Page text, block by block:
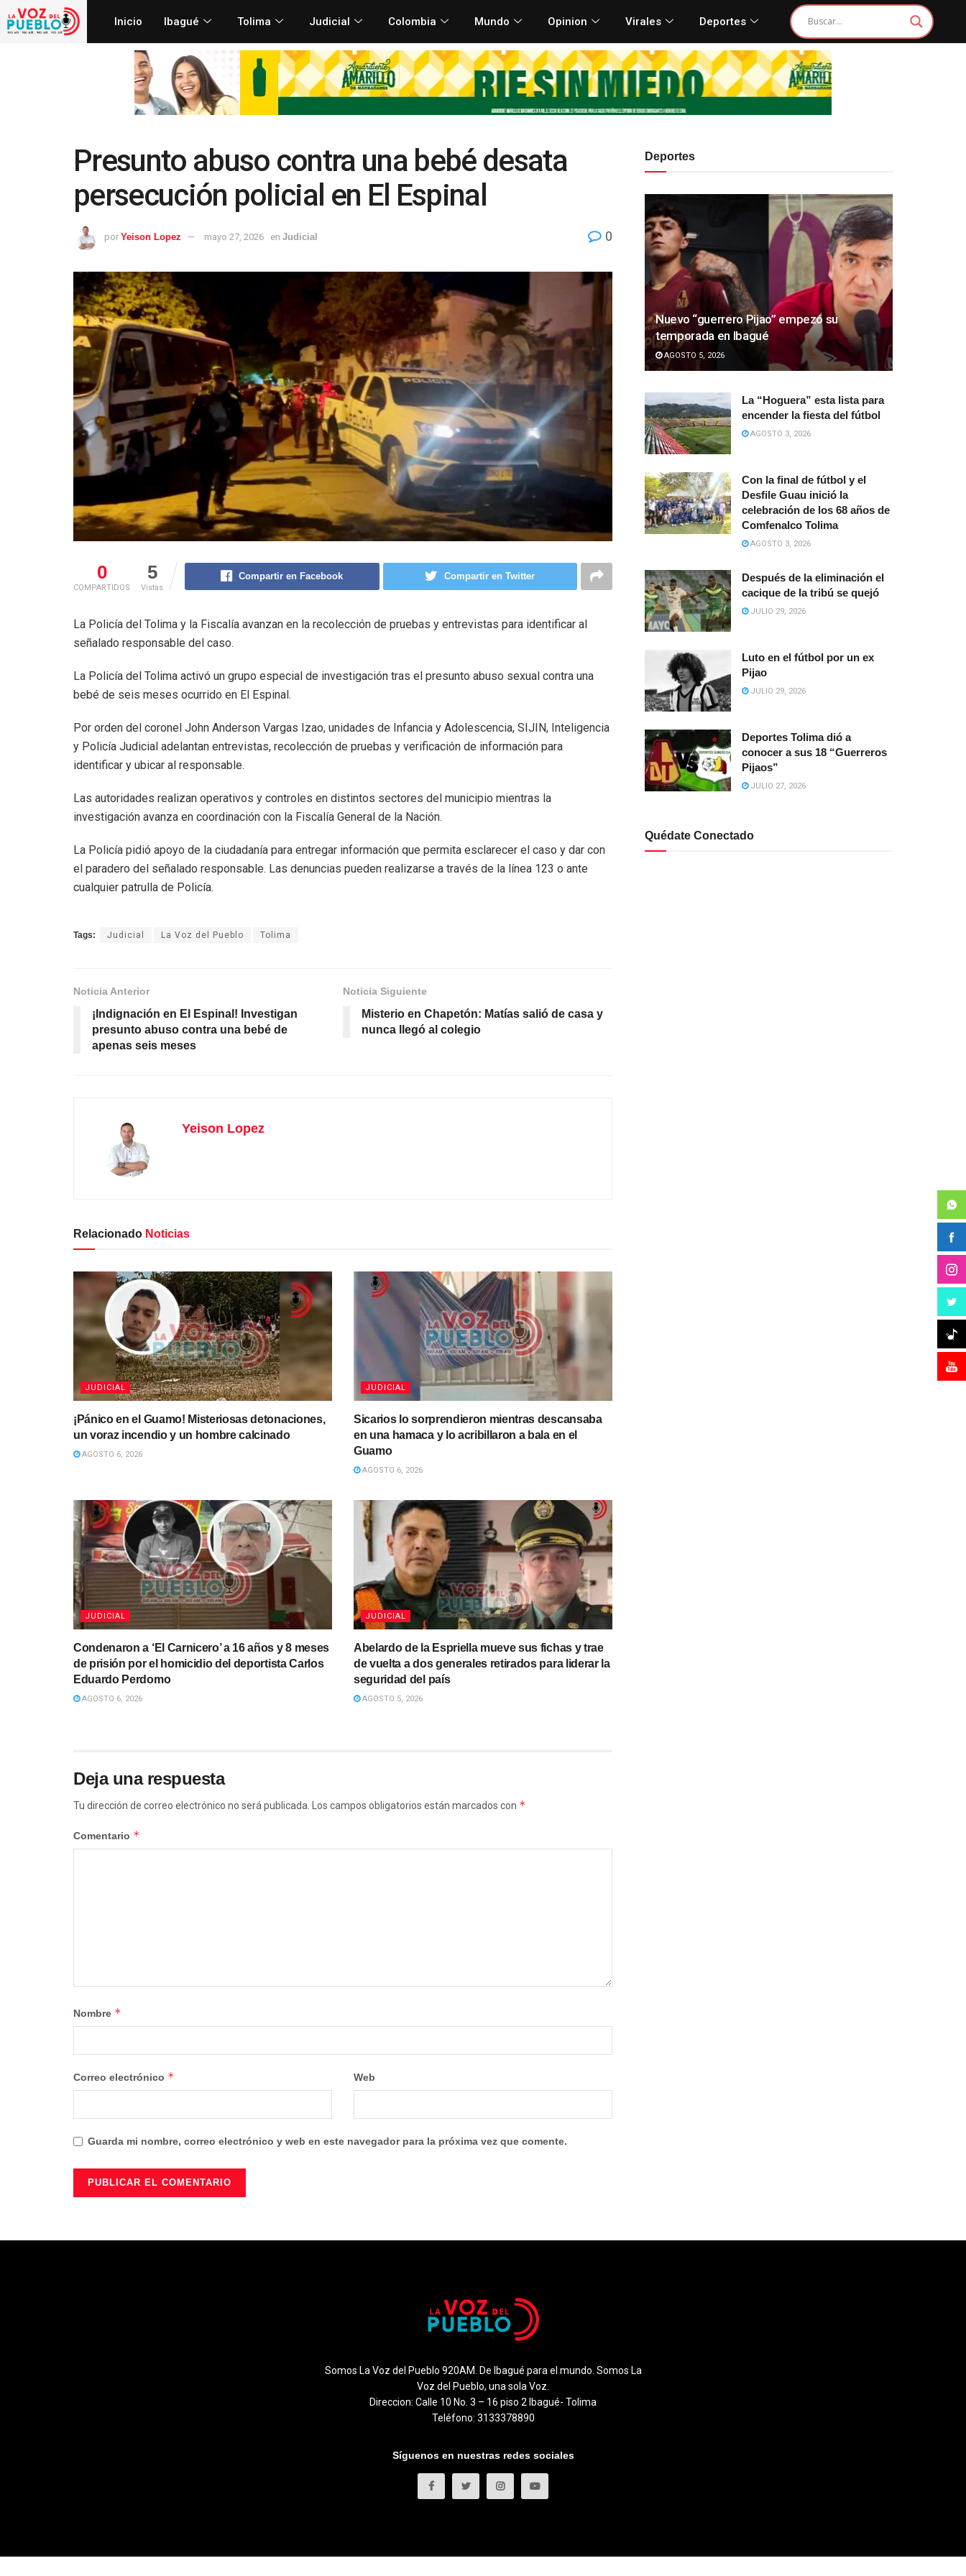
Inicio Ibagué Tolima Judicial Colombia Mundo Opinion Virales Deportes
Presunto abuso contra una bebé desata
persecución policial en El Espinal
por Yeison Lopez mayo 27, 2026 en Judicial 0
0
COMPARTIDOS
5
Vistas
Compartir en Facebook Compartir en Twitter
La Policía del Tolima y la Fiscalía avanzan en la recolección de pruebas y entrevistas para identificar al
señalado responsable del caso.
La Policía del Tolima activó un grupo especial de investigación tras el presunto abuso sexual contra una
bebé de seis meses ocurrido en El Espinal.
Por orden del coronel John Anderson Vargas Izao, unidades de Infancia y Adolescencia, SIJIN, Inteligencia
y Policía Judicial adelantan entrevistas, recolección de pruebas y verificación de información para
identificar y ubicar al responsable.
Las autoridades realizan operativos y controles en distintos sectores del municipio mientras la
investigación avanza en coordinación con la Fiscalía General de la Nación.
La Policía pidió apoyo de la ciudadanía para entregar información que permita esclarecer el caso y dar con
el paradero del señalado responsable. Las denuncias pueden realizarse a través de la línea 123 o ante
cualquier patrulla de Policía.
Tags: Judicial La Voz del Pueblo Tolima
Noticia Anterior
¡Indignación en El Espinal! Investigan
presunto abuso contra una bebé de
apenas seis meses
Noticia Siguiente
Misterio en Chapetón: Matías salió de casa y
nunca llegó al colegio
Yeison Lopez
Relacionado Noticias
JUDICIAL
¡Pánico en el Guamo! Misteriosas detonaciones,
un voraz incendio y un hombre calcinado
AGOSTO 6, 2026
JUDICIAL
Sicarios lo sorprendieron mientras descansaba
en una hamaca y lo acribillaron a bala en el
Guamo
AGOSTO 6, 2026
JUDICIAL
Condenaron a ‘El Carnicero’ a 16 años y 8 meses
de prisión por el homicidio del deportista Carlos
Eduardo Perdomo
AGOSTO 6, 2026
JUDICIAL
Abelardo de la Espriella mueve sus fichas y trae
de vuelta a dos generales retirados para liderar la
seguridad del país
AGOSTO 5, 2026
Deja una respuesta
Tu dirección de correo electrónico no será publicada. Los campos obligatorios están marcados con *
Comentario *
Nombre *
Correo electrónico * Web
Guarda mi nombre, correo electrónico y web en este navegador para la próxima vez que comente.
Deportes
Nuevo “guerrero Pijao” empezó su
temporada en Ibagué
AGOSTO 5, 2026
La “Hoguera” esta lista para
encender la fiesta del fútbol
AGOSTO 3, 2026
Con la final de fútbol y el
Desfile Guau inició la
celebración de los 68 años de
Comfenalco Tolima
AGOSTO 3, 2026
Después de la eliminación el
cacique de la tribú se quejó
JULIO 29, 2026
Luto en el fútbol por un ex
Pijao
JULIO 29, 2026
Deportes Tolima dió a
conocer a sus 18 “Guerreros
Pijaos”
JULIO 27, 2026
Quédate Conectado
Somos La Voz del Pueblo 920AM. De Ibagué para el mundo. Somos La
Voz del Pueblo, una sola Voz.
Direccion: Calle 10 No. 3 – 16 piso 2 Ibagué- Tolima
Teléfono: 3133378890
Síguenos en nuestras redes sociales